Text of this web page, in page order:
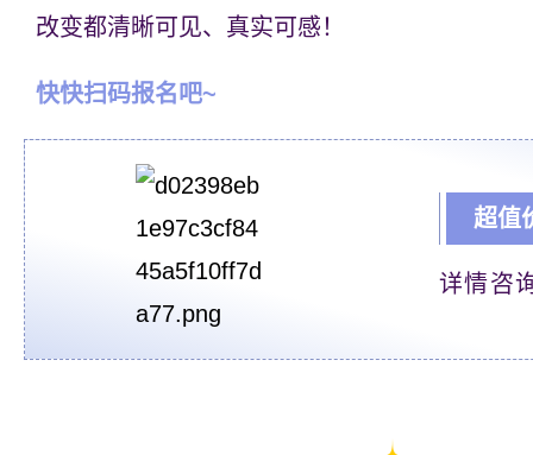
改变都清晰可见、真实可感！
快快扫码报名吧~
超值
详情咨